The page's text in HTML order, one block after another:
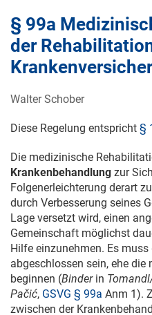
§ 99a
der
Walter Schober
Diese Regelung entspricht §
Die medizinische
Krankenbehandlung zur
Folgenerleichterung derart
durch Verbesserung seines
Lage versetzt wird, einen
Gemeinschaft möglichst
Hilfe einzunehmen. Es
abgeschlossen sein, ehe
beginnen (Binderin
Pačić, GSVG § 99a Anm 1).
zwischen der